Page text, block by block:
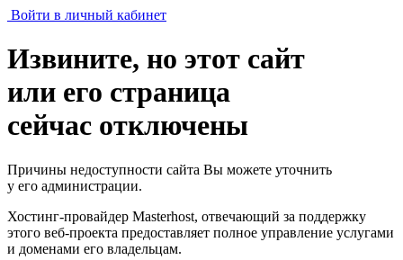
Войти в личный кабинет
Извините, но этот сайт
или его страница
сейчас отключены
Причины недоступности сайта Вы можете уточнить
у его администрации.
Хостинг-провайдер Masterhost, отвечающий за поддержку
этого веб-проекта предоставляет полное управление услугами
и доменами его владельцам.